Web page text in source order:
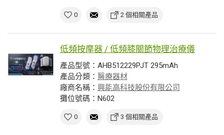
0 2 個相關產品
低頻按摩器 / 低頻膝關節物理治療儀
產品型號：AHB512229PJT 295mAh
產品分類： 醫療器材
廠商名稱： 興能高科技股份有限公司
攤位號碼：N602
0 3 個相關產品